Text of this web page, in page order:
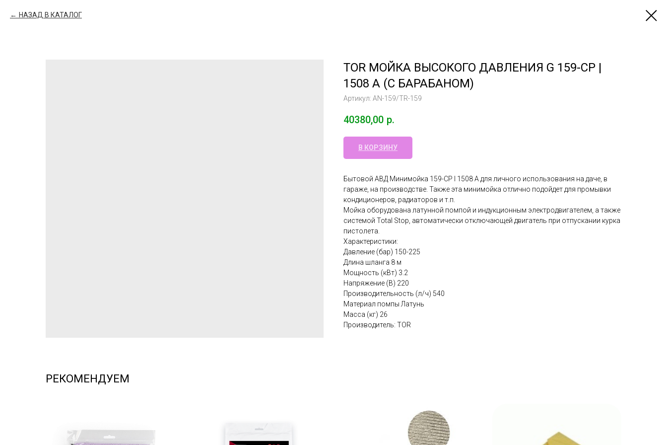
НАЗАД В КАТАЛОГ
TOR МОЙКА ВЫСОКОГО ДАВЛЕНИЯ G 159-CP |
1508 А (С БАРАБАНОМ)
Артикул: AN-159/TR-159
40380,00 р.
В КОРЗИНУ
Бытовой АВД Минимойка 159-CP I 1508 A для личного использования на даче, в
гараже, на производстве. Также эта минимойка отлично подойдет для промывки
кондиционеров, радиаторов и т.п.
Мойка оборудована латунной помпой и индукционным электродвигателем, а также
системой Total Stop, автоматически отключающей двигатель при отпускании курка
пистолета.
Характеристики:
Давление (бар) 150-225
Длина шланга 8 м
Мощность (кВт) 3.2
Напряжение (В) 220
Производительность (л/ч) 540
Материал помпы Латунь
Масса (кг) 26
Производитель: TOR
РЕКОМЕНДУЕМ